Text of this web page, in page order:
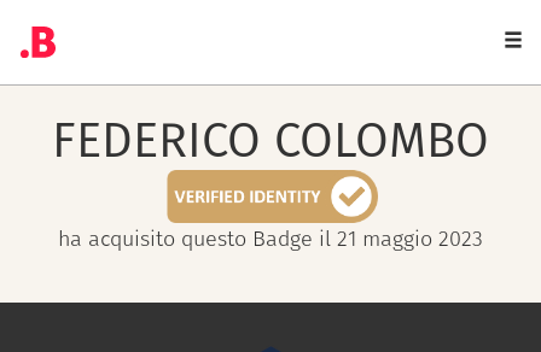
FEDERICO COLOMBO
ha acquisito questo Badge il 21 maggio 2023